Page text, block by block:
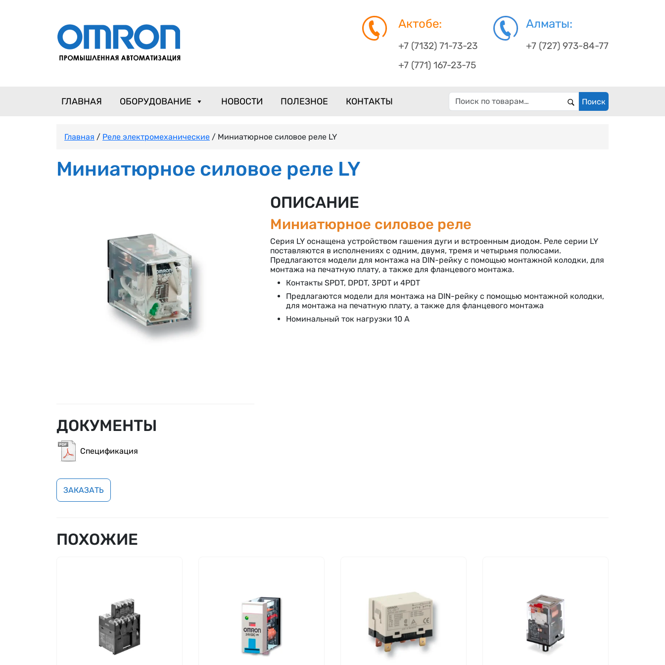
Актобе:
+7 (7132) 71-73-23
+7 (771) 167-23-75
Алматы:
+7 (727) 973-84-77
ГЛАВНАЯ ОБОРУДОВАНИЕ НОВОСТИ ПОЛЕЗНОЕ КОНТАКТЫ Искать:
Поиск
Главная / Реле электромеханические / Миниатюрное силовое реле LY
Миниатюрное силовое реле LY
ДОКУМЕНТЫ
Спецификация
ЗАКАЗАТЬ
ОПИСАНИЕ
Миниатюрное силовое реле
Серия LY оснащена устройством гашения дуги и встроенным диодом. Реле серии LY
поставляются в исполнениях с одним, двумя, тремя и четырьмя полюсами.
Предлагаются модели для монтажа на DIN-рейку с помощью монтажной колодки, для
монтажа на печатную плату, а также для фланцевого монтажа.
Контакты SPDT, DPDT, 3PDT и 4PDT
Предлагаются модели для монтажа на DIN-рейку с помощью монтажной колодки,
для монтажа на печатную плату, а также для фланцевого монтажа
Номинальный ток нагрузки 10 А
ПОХОЖИЕ